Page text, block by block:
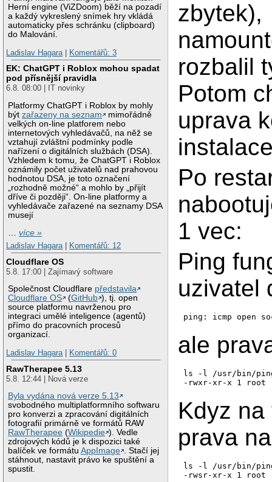
Herní engine (ViZDoom) běží na pozadí
a každý vykreslený snímek hry vkládá
automaticky přes schránku (clipboard)
do Malování.
Ladislav Hagara | Komentářů: 3
EK: ChatGPT i Roblox mohou spadat
pod přísnější pravidla
6.8. 08:00 | IT novinky
Platformy ChatGPT i Roblox by mohly
býtzařazeny na seznam
mimořádně
velkých on-line platforem nebo
internetových vyhledávačů, na něž se
vztahují zvláštní podmínky podle
nařízení o digitálních službách (DSA).
Vzhledem k tomu, že ChatGPT i Roblox
oznámily počet uživatelů nad prahovou
hodnotou DSA, je toto označení
„rozhodně možné“ a mohlo by „přijít
dříve či později“. On-line platformy a
vyhledávače zařazené na seznamy DSA
musejí
…více »
Ladislav Hagara| Komentářů: 12
Cloudflare OS
5.8. 17:00 | Zajímavý software
Společnost Cloudflare představila
Cloudflare OS
(GitHub ), tj. open
source platformu navrženou pro
integraci umělé inteligence (agentů)
přímo do pracovních procesů
organizací.
Ladislav Hagara| Komentářů: 0
RawTherapee 5.13
5.8. 12:44 | Nová verze
Byla vydána nová verze 5.13
svobodného multiplatformního softwaru
pro konverzi a zpracování digitálních
fotografií primárně ve formátů RAW
RawTherapee (Wikipedie ). Vedle
zdrojových kódů je k dispozici také
balíček ve formátuAppImage . Stačí jej
stáhnout, nastavit právo ke spuštění a
spustit.
zbytek),
rozbalil
Potom
uprava
Po
1 vec:
Ping
uzivatel
ale
ls -l /usr/bin/
Kdyz
prava
ls -l /usr/bin/